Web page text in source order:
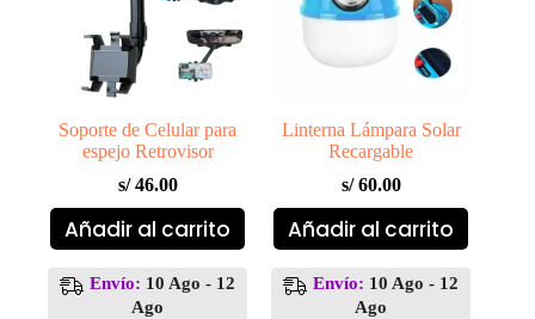
producto
Soporte de Celular para
espejo Retrovisor
s/46.00
Añadir al carrito
Envío: 10 Ago - 12
Ago
Linterna Lámpara Solar
Recargable
s/60.00
Añadir al carrito
Envío: 10 Ago - 12
Ago